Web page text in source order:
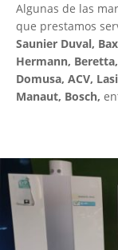
Algunas de las
que prestamos
Saunier Duval,
Hermann,
Domusa, ACV,
Manaut, Bosch,